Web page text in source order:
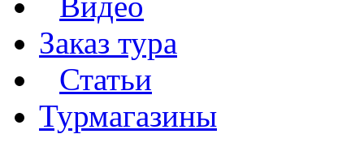
Заказ тура
Статьи
Турмагазины